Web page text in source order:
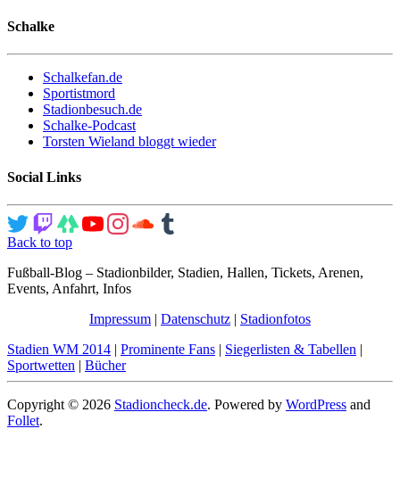
Schalke
Schalkefan.de
Sportistmord
Stadionbesuch.de
Schalke-Podcast
Torsten Wieland bloggt wieder
Social Links
Back to top
Fußball-Blog – Stadionbilder, Stadien, Hallen, Tickets, Arenen,
Events, Anfahrt, Infos
Impressum | Datenschutz | Stadionfotos
Stadien WM 2014 | Prominente Fans | Siegerlisten & Tabellen |
Sportwetten | Bücher
Copyright © 2026 Stadioncheck.de. Powered by WordPress and
Follet.